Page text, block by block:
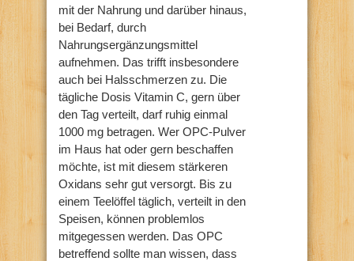
mit der Nahrung und darüber hinaus,
bei Bedarf, durch
Nahrungsergänzungsmittel
aufnehmen. Das trifft insbesondere
auch bei Halsschmerzen zu. Die
tägliche Dosis Vitamin C, gern über
den Tag verteilt, darf ruhig einmal
1000 mg betragen. Wer OPC-Pulver
im Haus hat oder gern beschaffen
möchte, ist mit diesem stärkeren
Oxidans sehr gut versorgt. Bis zu
einem Teelöffel täglich, verteilt in den
Speisen, können problemlos
mitgegessen werden. Das OPC
betreffend sollte man wissen, dass